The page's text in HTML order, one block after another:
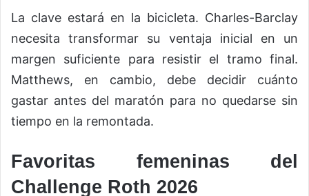
La clave estará en la bicicleta. Charles-Barclay
necesita transformar su ventaja inicial en un
margen suficiente para resistir el tramo final.
Matthews, en cambio, debe decidir cuánto
gastar antes del maratón para no quedarse sin
tiempo en la remontada.
Favoritas femeninas del
Challenge Roth 2026